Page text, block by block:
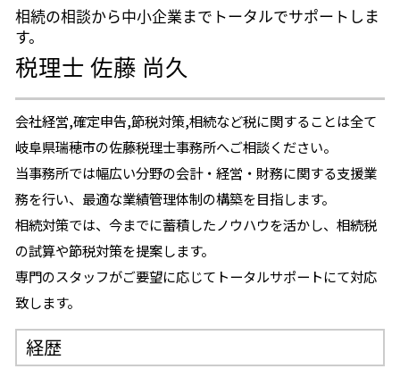
相続の相談から中小企業までトータルでサポートしま
す。
税理士 佐藤 尚久
会社経営,確定申告,節税対策,相続など税に関することは全て
岐阜県瑞穂市の佐藤税理士事務所へご相談ください。
当事務所では幅広い分野の会計・経営・財務に関する支援業
務を行い、最適な業績管理体制の構築を目指します。
相続対策では、今までに蓄積したノウハウを活かし、相続税
の試算や節税対策を提案します。
専門のスタッフがご要望に応じてトータルサポートにて対応
致します。
経歴